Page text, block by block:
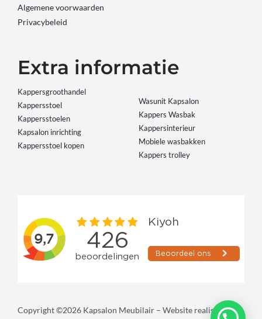
Algemene voorwaarden
Privacybeleid
Extra informatie
Kappersgroothandel
Kappersstoel
Kappersstoelen
Kapsalon inrichting
Kappersstoel kopen
Wasunit Kapsalon
Kappers Wasbak
Kappersinterieur
Mobiele wasbakken
Kappers trolley
Copyright ©2026 Kapsalon Meubilair – Website realisatie: